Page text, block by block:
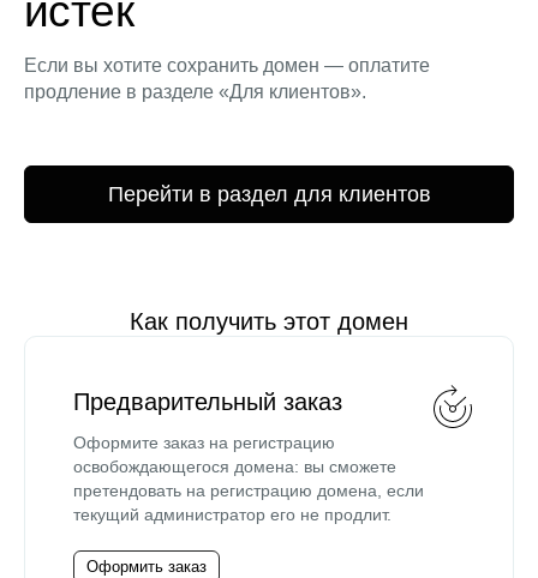
истек
Если вы хотите сохранить домен — оплатите
продление в разделе «Для клиентов».
Перейти в раздел для клиентов
Как получить этот домен
Предварительный заказ
Оформите заказ на регистрацию
освобождающегося домена: вы сможете
претендовать на регистрацию домена, если
текущий администратор его не продлит.
Оформить заказ